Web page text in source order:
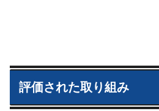
評価された取り組み